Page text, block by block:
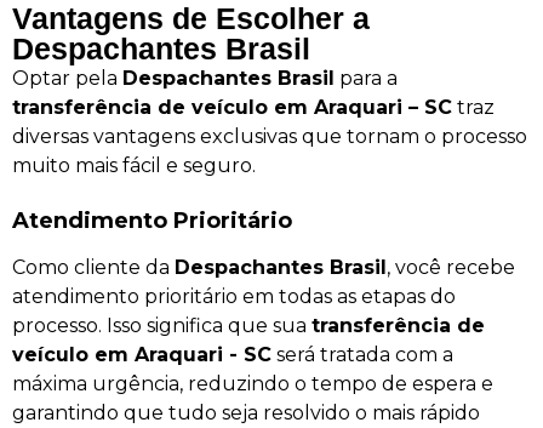
Vantagens de Escolher a
Despachantes Brasil
Optar pela Despachantes Brasil para a
transferência de veículo em Araquari – SC traz
diversas vantagens exclusivas que tornam o processo
muito mais fácil e seguro.
Atendimento Prioritário
Como cliente da Despachantes Brasil, você recebe
atendimento prioritário em todas as etapas do
processo. Isso significa que sua transferência de
veículo em Araquari - SC será tratada com a
máxima urgência, reduzindo o tempo de espera e
garantindo que tudo seja resolvido o mais rápido